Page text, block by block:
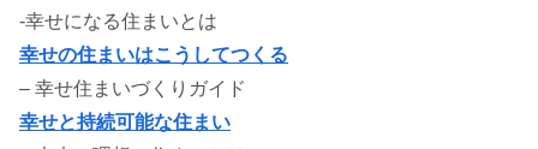
-幸せになる住まいとは
幸せの住まいはこうしてつくる
– 幸せ住まいづくりガイド
幸せと持続可能な住まい